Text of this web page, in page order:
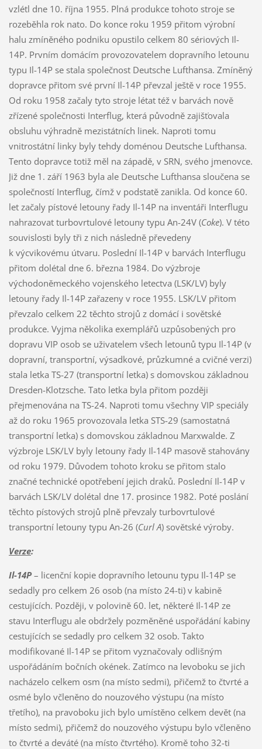
vzlétl dne 10. října 1955. Plná produkce tohoto stroje se
rozeběhla rok nato. Do konce roku 1959 přitom výrobní
halu zmíněného podniku opustilo celkem 80 sériových Il-
14P. Prvním domácím provozovatelem dopravního letounu
typu Il-14P se stala společnost Deutsche Lufthansa. Zmíněný
dopravce přitom své první Il-14P převzal ještě v roce 1955.
Od roku 1958 začaly tyto stroje létat též v barvách nově
zřízené společnosti Interflug, která původně zajišťovala
obsluhu výhradně mezistátních linek. Naproti tomu
vnitrostátní linky byly tehdy doménou Deutsche Lufthansa.
Tento dopravce totiž měl na západě, v SRN, svého jmenovce.
Již dne 1. září 1963 byla ale Deutsche Lufthansa sloučena se
společností Interflug, čímž v podstatě zanikla. Od konce 60.
let začaly pístové letouny řady Il-14P na inventáři Interflugu
nahrazovat turbovrtulové letouny typu An-24V (Coke). V této
souvislosti byly tři z nich následně převedeny
k výcvikovému útvaru. Poslední Il-14P v barvách Interflugu
přitom dolétal dne 6. března 1984. Do výzbroje
východoněmeckého vojenského letectva (LSK/LV) byly
letouny řady Il-14P zařazeny v roce 1955. LSK/LV přitom
převzalo celkem 22 těchto strojů z domácí i sovětské
produkce. Vyjma několika exemplářů uzpůsobených pro
dopravu VIP osob se uživatelem všech letounů typu Il-14P (v
dopravní, transportní, výsadkové, průzkumné a cvičné verzi)
stala letka TS-27 (transportní letka) s domovskou základnou
Dresden-Klotzsche. Tato letka byla přitom později
přejmenována na TS-24. Naproti tomu všechny VIP speciály
až do roku 1965 provozovala letka STS-29 (samostatná
transportní letka) s domovskou základnou Marxwalde. Z
výzbroje LSK/LV byly letouny řady Il-14P masově stahovány
od roku 1979. Důvodem tohoto kroku se přitom stalo
značné technické opotřebení jejich draků. Poslední Il-14P v
barvách LSK/LV dolétal dne 17. prosince 1982. Poté poslání
těchto pístových strojů plně převzaly turbovrtulové
transportní letouny typu An-26 (Curl A) sovětské výroby.
Verze:
Il-14P– licenční kopie dopravního letounu typu Il-14P se
sedadly pro celkem 26 osob (na místo 24-ti) v kabině
cestujících. Později, v polovině 60. let, některé Il-14P ze
stavu Interflugu ale obdržely pozměněné uspořádání kabiny
cestujících se sedadly pro celkem 32 osob. Takto
modifikované Il-14P se přitom vyznačovaly odlišným
uspořádáním bočních okének. Zatímco na levoboku se jich
nacházelo celkem osm (na místo sedmi), přičemž to čtvrté a
osmé bylo včleněno do nouzového výstupu (na místo
třetího), na pravoboku jich bylo umístěno celkem devět (na
místo sedmi), přičemž do nouzového výstupu bylo včleněno
to čtvrté a deváté (na místo čtvrtého). Kromě toho 32-ti